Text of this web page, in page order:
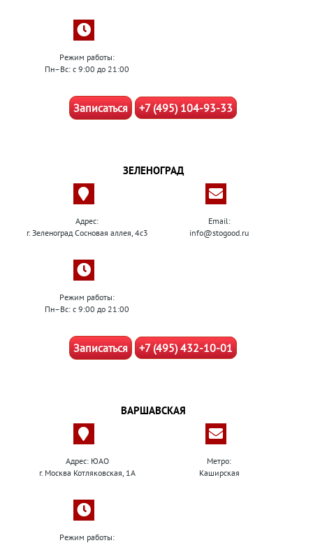
Режим работы:
Пн–Вс: с 9:00 до 21:00
Записаться +7 (495) 104-93-33
ЗЕЛЕНОГРАД
Адрес:
г. Зеленоград Сосновая аллея, 4с3
Email:
info@stogood.ru
Режим работы:
Пн–Вс: с 9:00 до 21:00
Записаться +7 (495) 432-10-01
ВАРШАВСКАЯ
Адрес: ЮАО
г. Москва Котляковская, 1А
Метро:
Каширская
Режим работы: